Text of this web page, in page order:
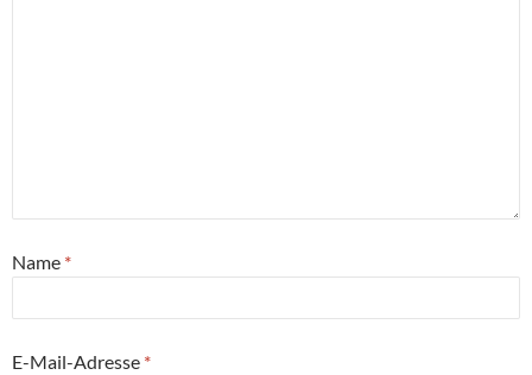
Name *
E-Mail-Adresse *